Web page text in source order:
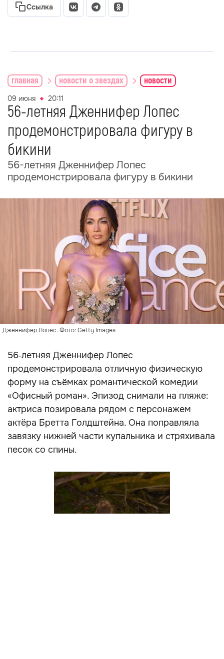
Ссылка
главная новости о звездах новости
09 июня 20:11
56-летняя Дженнифер Лопес
продемонстрировала фигуру в
бикини
56-летняя Дженнифер Лопес
продемонстрировала фигуру в бикини
Дженнифер Лопес. Фото: Getty Images
56‑летняя Дженнифер Лопес
продемонстрировала отличную физическую
форму на съёмках романтической комедии
«Офисный роман». Эпизод снимали на пляже:
актриса позировала рядом с персонажем
актёра Бретта Голдштейна. Она поправляла
завязку нижней части купальника и стряхивала
песок со спины.